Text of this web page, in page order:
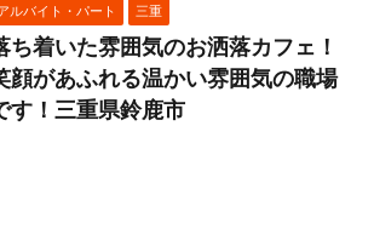
ルバイト・パート 三重
ち着いた雰囲気のお洒落カフェ！
顔があふれる温かい雰囲気の職場
す！三重県鈴鹿市